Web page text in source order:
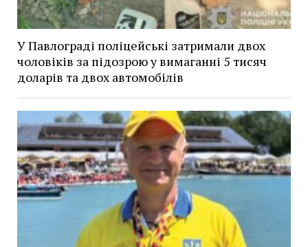
У Павлограді поліцейські затримали двох
чоловіків за підозрою у вимаганні 5 тисяч
доларів та двох автомобілів